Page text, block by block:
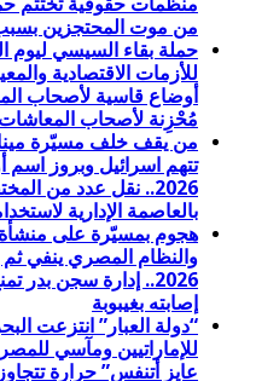
من موت المحتجزين
حملة بقاء السيسي ليوم
مُحْزِنة لأصحاب
من يقف خلف مسيّرة
2026.. نقل عدد من
بالعاصمة الإدارية
هجوم بمسيّرة على منشأة
إصابته بغيبوبة
“دولة العبار” انتزعت